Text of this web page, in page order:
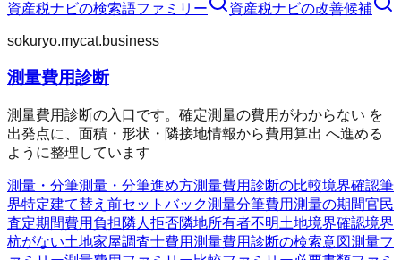
資産税ナビの検索語ファミリー 資産税ナビの改善候補
sokuryo.mycat.business
測量費用診断
測量費用診断の入口です。確定測量の費用がわからない を
出発点に、面積・形状・隣接地情報から費用算出 へ進める
ように整理しています
測量・分筆測量・分筆進め方測量費用診断の比較境界確認筆
界特定建て替え前セットバック測量分筆費用測量の期間官民
査定期間費用負担 隣人拒否隣地所有者不明土地境界確認境界
杭がない土地家屋調査士費用測量費用診断の検索意図測量フ